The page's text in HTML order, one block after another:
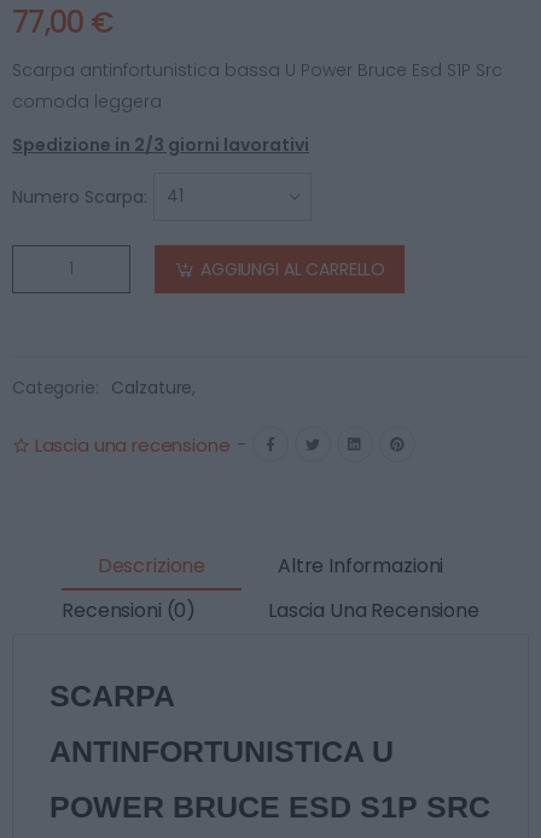
77,00 €
Scarpa antinfortunistica bassa U Power Bruce Esd S1P Src
comoda leggera
Spedizione in 2/3 giorni lavorativi
Numero Scarpa:
AGGIUNGI AL CARRELLO
Categorie: Calzature,
Lascia una recensione -
Descrizione
Altre Informazioni
Recensioni (0)
Lascia Una Recensione
SCARPA
ANTINFORTUNISTICA U
POWER BRUCE ESD S1P SRC